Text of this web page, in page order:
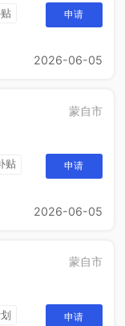
申请
2026-06-05
蒙自市
贴
申请
2026-06-05
蒙自市
申请